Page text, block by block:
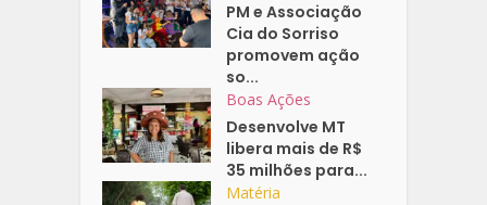
PM e Associação
Cia do Sorriso
promovem ação
so...
Boas Ações
Desenvolve MT
libera mais de R$
35 milhões para...
Matéria